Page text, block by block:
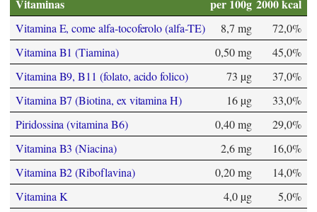
Vitaminas per 100g 2000 kcal
Vitamina E, come alfa-tocoferolo (alfa-TE) 8,7 mg
72,0%
Vitamina B1 (Tiamina)
0,50 mg
45,0%
Vitamina B9, B11 (folato, acido folico)
73 µg
37,0%
Vitamina B7 (Biotina, ex vitamina H)
16 µg
33,0%
Piridossina (vitamina B6)
0,40 mg
29,0%
Vitamina B3 (Niacina)
2,6 mg
16,0%
Vitamina B2 (Riboflavina)
0,20 mg
14,0%
Vitamina K
4,0 µg
5,0%